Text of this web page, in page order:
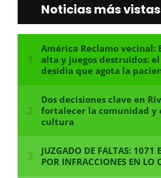
Noticias más vistas